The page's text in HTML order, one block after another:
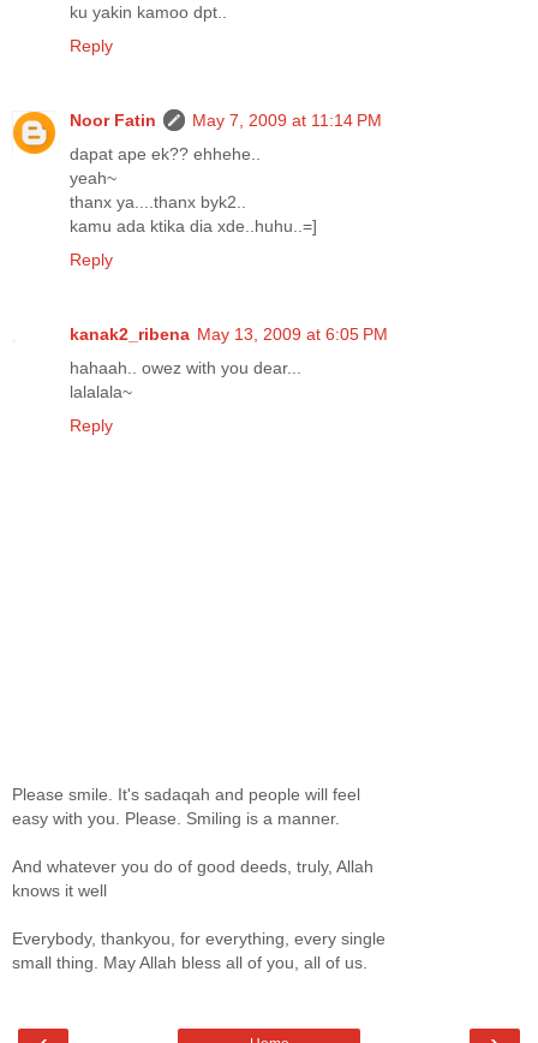
ku yakin kamoo dpt..
Reply
Noor Fatin
May 7, 2009 at 11:14 PM
dapat ape ek?? ehhehe..
yeah~
thanx ya....thanx byk2..
kamu ada ktika dia xde..huhu..=]
Reply
kanak2_ribena May 13, 2009 at 6:05 PM
hahaah.. owez with you dear...
lalalala~
Reply
Please smile. It's sadaqah and people will feel
easy with you. Please. Smiling is a manner.
And whatever you do of good deeds, truly, Allah
knows it well
Everybody, thankyou, for everything, every single
small thing. May Allah bless all of you, all of us.